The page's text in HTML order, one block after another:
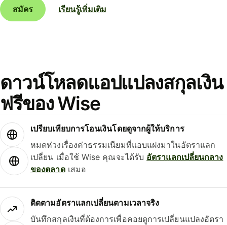
สมัคร เรียนรู้เพิ่มเติม
ดาวน์โหลดแอปแปลงสกุลเงิน
ฟรีของ Wise
เปรียบเทียบการโอนเงินโดยดูจากผู้ให้บริการ
หมดห่วงเรื่องค่าธรรมเนียมที่แอบแฝงมาในอัตราแลก
เปลี่ยน เมื่อใช้ Wise คุณจะได้รับ อัตราแลกเปลี่ยนกลาง
ของตลาดเสมอ
ติดตามอัตราแลกเปลี่ยนตามเวลาจริง
บันทึกสกุลเงินที่ต้องการเพื่อคอยดูการเปลี่ยนแปลงอัตรา